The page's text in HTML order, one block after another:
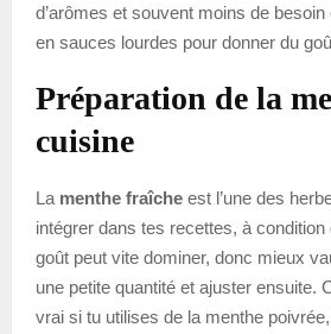
d’arômes et souvent moins de
en sauces lourdes pour donner du
Préparation de la
cuisine
La menthe fraîche est l’une des
intégrer dans tes recettes, à condition
goût peut vite dominer, donc mieux
une petite quantité et ajuster ensuite.
vrai si tu utilises de la menthe